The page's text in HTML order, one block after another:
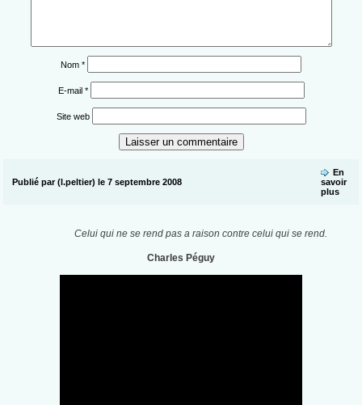
Nom *
E-mail *
Site web
Publié par (l.peltier) le 7 septembre 2008
En
savoir
plus
Celui qui ne se rend pas a raison contre celui qui se rend.
Charles Péguy